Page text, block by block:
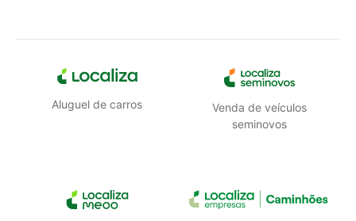
Aluguel de carros
Venda de veículos
seminovos